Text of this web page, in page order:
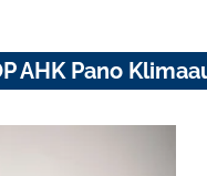
AHK Pano